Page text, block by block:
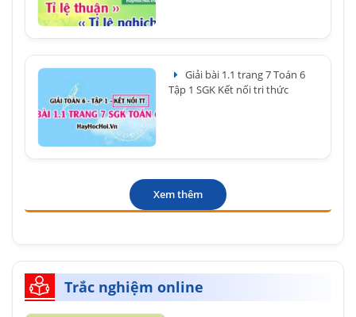
Giải bài 1.1 trang 7 Toán 6
Tập 1 SGK Kết nối tri thức
Xem thêm
Trắc nghiệm online